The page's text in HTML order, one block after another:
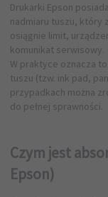
Drukarki Epson
nadmiaru tuszu, który
osiągnie limit,
komunikat serwisowy.
W praktyce oznacza
tuszu (tzw. ink pad,
przypadkach można
do pełnej sprawności.
Czym jest
Epson)